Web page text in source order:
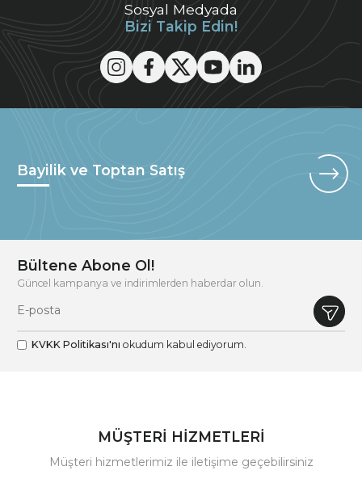
Sosyal Medyada
Bizi Takip Edin!
Bayilik ve Toptan Satış
Bültene Abone Ol!
Güncel kampanya ve indirimlerden haberdar olun.
KVKK Politikası'nı okudum kabul ediyorum.
MÜŞTERİ HİZMETLERİ
Müşteri hizmetlerimiz ile iletişime geçebilirsiniz